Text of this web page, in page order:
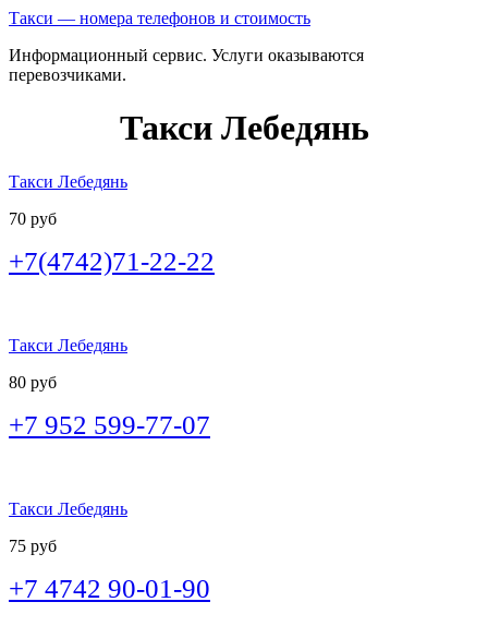
Такси — номера телефонов и стоимость
Информационный сервис. Услуги оказываются
перевозчиками.
Такси Лебедянь
Такси Лебедянь
70 руб
+7(4742)71-22-22
Такси Лебедянь
80 руб
+7 952 599-77-07
Такси Лебедянь
75 руб
+7 4742 90-01-90